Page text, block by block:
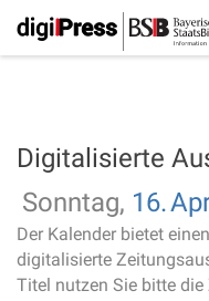
Digitalisierte
Sonntag, 16.
Der Kalender bietet
digitalisierte
Titel nutzen Sie bitte die